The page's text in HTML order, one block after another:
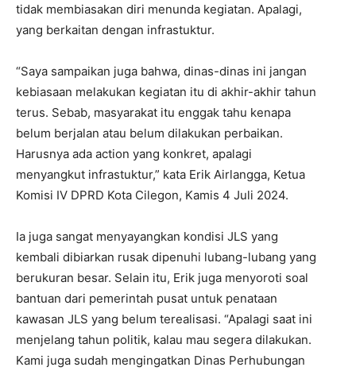
tidak membiasakan diri menunda kegiatan. Apalagi,
yang berkaitan dengan infrastuktur.
“Saya sampaikan juga bahwa, dinas-dinas ini jangan
kebiasaan melakukan kegiatan itu di akhir-akhir tahun
terus. Sebab, masyarakat itu enggak tahu kenapa
belum berjalan atau belum dilakukan perbaikan.
Harusnya ada action yang konkret, apalagi
menyangkut infrastuktur,” kata Erik Airlangga, Ketua
Komisi IV DPRD Kota Cilegon, Kamis 4 Juli 2024.
Ia juga sangat menyayangkan kondisi JLS yang
kembali dibiarkan rusak dipenuhi lubang-lubang yang
berukuran besar. Selain itu, Erik juga menyoroti soal
bantuan dari pemerintah pusat untuk penataan
kawasan JLS yang belum terealisasi. “Apalagi saat ini
menjelang tahun politik, kalau mau segera dilakukan.
Kami juga sudah mengingatkan Dinas Perhubungan